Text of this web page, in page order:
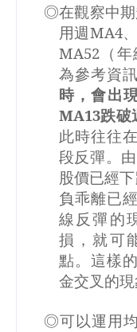
◎在觀察中期
用週MA4
MA52（年
為參考資訊
時，會出
MA13跌破
此時往往
段反彈。
股價已經
負乖離已
線反彈的
損，就可
點。這樣
金交叉的現
◎可以運用